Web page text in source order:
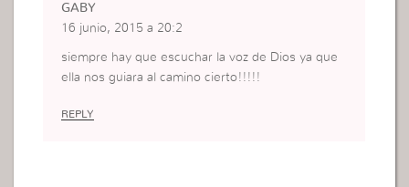
GABY
16 junio, 2015 a 20:2
siempre hay que escuchar la voz de Dios ya que
ella nos guiara al camino cierto!!!!!
REPLY